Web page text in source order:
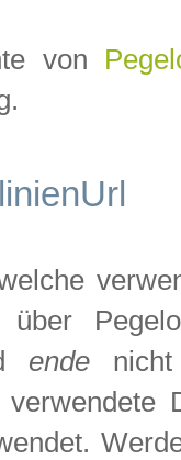
von
über
endenicht